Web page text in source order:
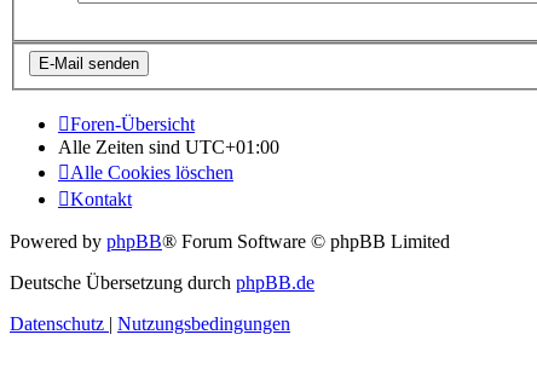
Foren-Übersicht
Alle Zeiten sind UTC+01:00
Alle Cookies löschen
Kontakt
Powered by phpBB® Forum Software © phpBB Limited
Deutsche Übersetzung durch phpBB.de
Datenschutz
Nutzungsbedingungen